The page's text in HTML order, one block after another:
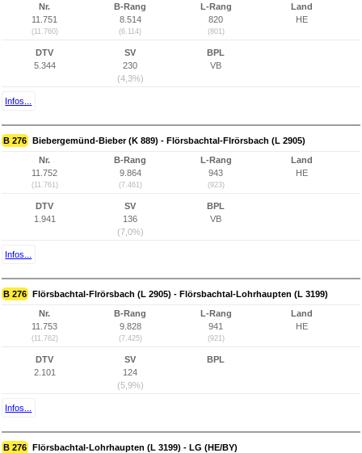
Nr.
11.751
(11.760)
B-Rang
8.514
(6.114)
L-Rang
820
(801)
Land
HE
DTV
5.344
SV
230
(4,3%)
BPL
VB
Infos...
B 276 Biebergemünd-Bieber (K 889) - Flörsbachtal-Flrörsbach (L 2905)
Nr.
11.752
(11.761)
B-Rang
9.864
(7.461)
L-Rang
943
(923)
Land
HE
DTV
1.941
SV
136
(7,0%)
BPL
VB
Infos...
B 276 Flörsbachtal-Flrörsbach (L 2905) - Flörsbachtal-Lohrhaupten (L 3199)
Nr.
11.753
(11.762)
B-Rang
9.828
(7.425)
L-Rang
941
(921)
Land
HE
DTV
2.101
SV
124
(5,9%)
BPL
Infos...
B 276 Flörsbachtal-Lohrhaupten (L 3199) - LG (HE/BY)